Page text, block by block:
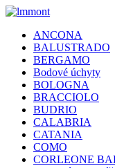
ANCONA
BALUSTRADO
BERGAMO
Bodové úchyty
BOLOGNA
BRACCIOLO
BUDRIO
CALABRIA
CATANIA
COMO
CORLEONE